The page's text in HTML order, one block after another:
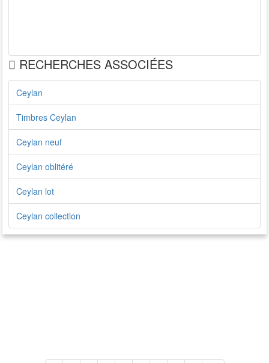
RECHERCHES ASSOCIÉES
Ceylan
Timbres Ceylan
Ceylan neuf
Ceylan oblitéré
Ceylan lot
Ceylan collection